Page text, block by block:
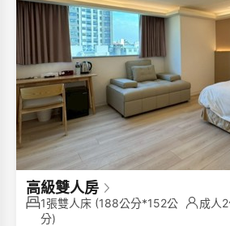
高級雙人房
1張雙人床 (188公分*152公
分)
成人